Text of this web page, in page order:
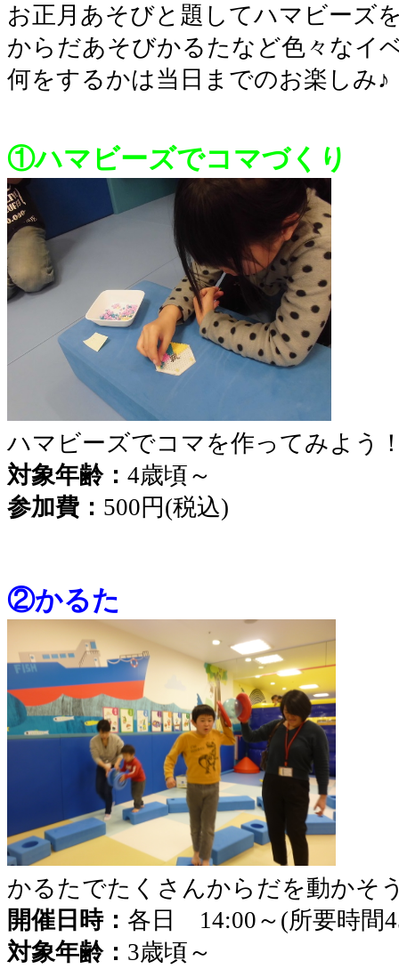
お正月あそびと題してハマビーズ
からだあそびかるたなど色々なイ
何をするかは当日までのお楽しみ♪
①ハマビーズでコマづくり
ハマビーズでコマを作ってみよう
対象年齢： 4歳頃～
参加費： 500円(税込)
②かるた
かるたでたくさんからだを動かそ
開催日時： 各日 14:00～(所要時間
対象年齢： 3歳頃～